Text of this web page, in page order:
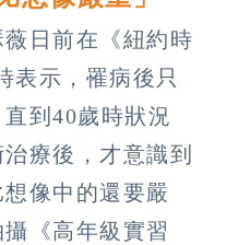
日前在《紐約時
表示，罹病後只
到40歲時狀況
療後，才意識到
像中的還要嚴
《高年級實習